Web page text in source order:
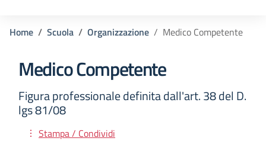
Home Scuola Organizzazione Medico Competente
Medico Competente
Figura professionale definita dall'art. 38 del D.
lgs 81/08
Stampa / Condividi